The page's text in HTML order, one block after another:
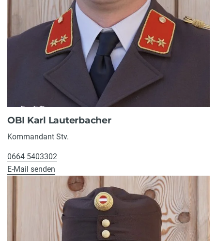
OBI Karl Lauterbacher
Kommandant Stv.
0664 5403302
E-Mail senden